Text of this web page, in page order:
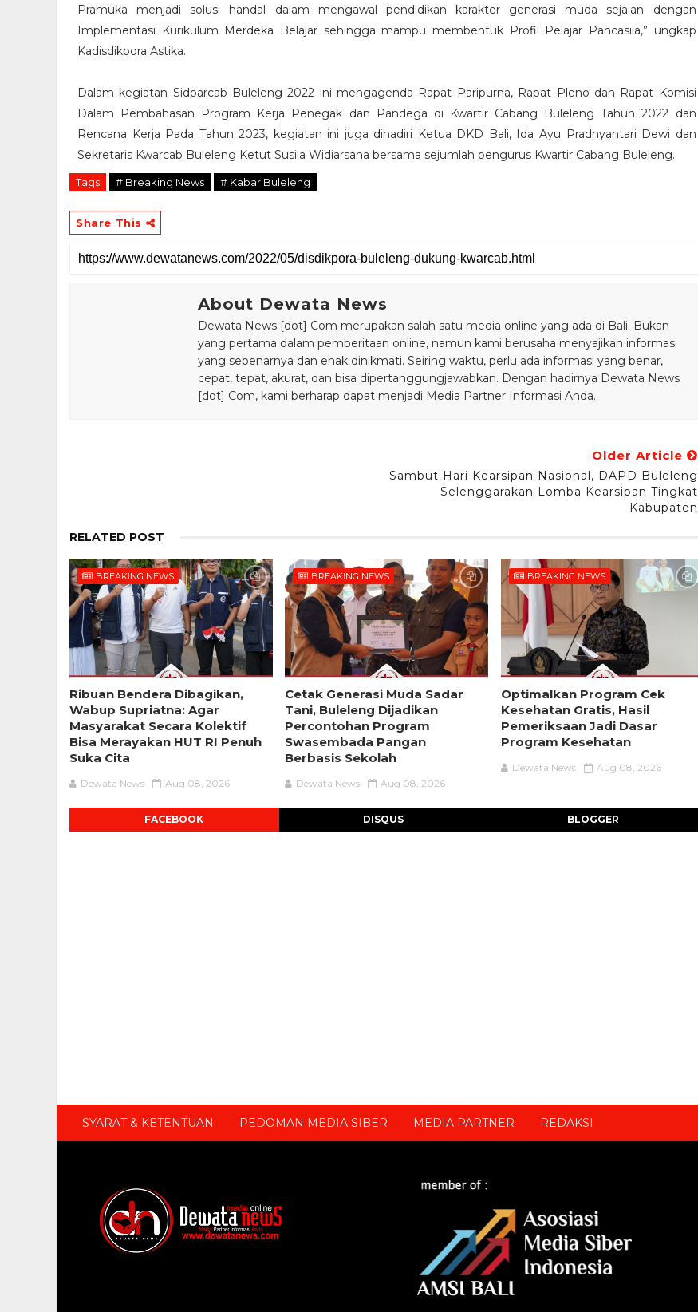
Pramuka menjadi solusi handal dalam mengawal pendidikan karakter generasi muda sejalan dengan
Implementasi Kurikulum Merdeka Belajar sehingga mampu membentuk Profil Pelajar Pancasila,” ungkap
Kadisdikpora Astika.
Dalam kegiatan Sidparcab Buleleng 2022 ini mengagenda Rapat Paripurna, Rapat Pleno dan Rapat Komisi
Dalam Pembahasan Program Kerja Penegak dan Pandega di Kwartir Cabang Buleleng Tahun 2022 dan
Rencana Kerja Pada Tahun 2023, kegiatan ini juga dihadiri Ketua DKD Bali, Ida Ayu Pradnyantari Dewi dan
Sekretaris Kwarcab Buleleng Ketut Susila Widiarsana bersama sejumlah pengurus Kwartir Cabang Buleleng.
Tags # Breaking News # Kabar Buleleng
Share This
About Dewata News
Dewata News [dot] Com merupakan salah satu media online yang ada di Bali. Bukan
yang pertama dalam pemberitaan online, namun kami berusaha menyajikan informasi
yang sebenarnya dan enak dinikmati. Seiring waktu, perlu ada informasi yang benar,
cepat, tepat, akurat, dan bisa dipertanggungjawabkan. Dengan hadirnya Dewata News
[dot] Com, kami berharap dapat menjadi Media Partner Informasi Anda.
Older Article
Sambut Hari Kearsipan Nasional, DAPD Buleleng
Selenggarakan Lomba Kearsipan Tingkat
Kabupaten
RELATED POST
BREAKING NEWS
Ribuan Bendera Dibagikan,
Wabup Supriatna: Agar
Masyarakat Secara Kolektif
Bisa Merayakan HUT RI Penuh
Suka Cita
Dewata News Aug 08, 2026
BREAKING NEWS
Cetak Generasi Muda Sadar
Tani, Buleleng Dijadikan
Percontohan Program
Swasembada Pangan
Berbasis Sekolah
Dewata News Aug 08, 2026
BREAKING NEWS
Optimalkan Program Cek
Kesehatan Gratis, Hasil
Pemeriksaan Jadi Dasar
Program Kesehatan
Dewata News Aug 08, 2026
FACEBOOK DISQUS BLOGGER
SYARAT & KETENTUAN PEDOMAN MEDIA SIBER MEDIA PARTNER REDAKSI